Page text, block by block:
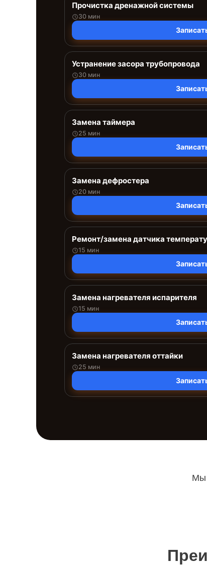
Прочистка дренажной системы
30 мин
Устранение засора трубопровода
30 мин
Замена таймера
25 мин
Замена дефростера
20 мин
Ремонт/замена датчика
15 мин
Замена нагревателя испарителя
15 мин
Замена нагревателя оттайки
25 мин
Мы